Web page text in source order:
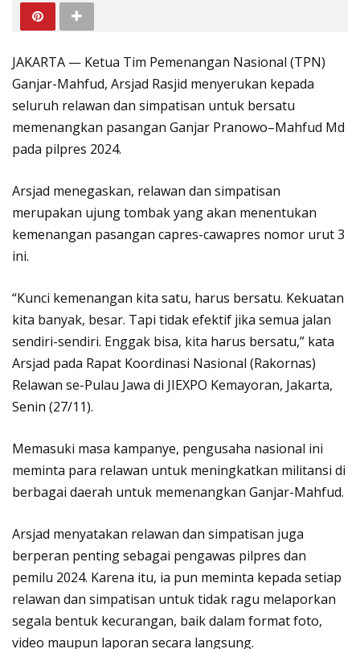
JAKARTA — Ketua Tim Pemenangan Nasional (TPN)
Ganjar-Mahfud, Arsjad Rasjid menyerukan kepada
seluruh relawan dan simpatisan untuk bersatu
memenangkan pasangan Ganjar Pranowo–Mahfud Md
pada pilpres 2024.
Arsjad menegaskan, relawan dan simpatisan
merupakan ujung tombak yang akan menentukan
kemenangan pasangan capres-cawapres nomor urut 3
ini.
“Kunci kemenangan kita satu, harus bersatu. Kekuatan
kita banyak, besar. Tapi tidak efektif jika semua jalan
sendiri-sendiri. Enggak bisa, kita harus bersatu,” kata
Arsjad pada Rapat Koordinasi Nasional (Rakornas)
Relawan se-Pulau Jawa di JIEXPO Kemayoran, Jakarta,
Senin (27/11).
Memasuki masa kampanye, pengusaha nasional ini
meminta para relawan untuk meningkatkan militansi di
berbagai daerah untuk memenangkan Ganjar-Mahfud.
Arsjad menyatakan relawan dan simpatisan juga
berperan penting sebagai pengawas pilpres dan
pemilu 2024. Karena itu, ia pun meminta kepada setiap
relawan dan simpatisan untuk tidak ragu melaporkan
segala bentuk kecurangan, baik dalam format foto,
video maupun laporan secara langsung.